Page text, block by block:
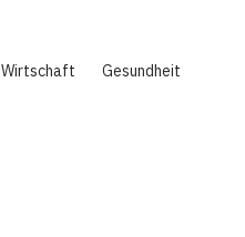
Wirtschaft Gesundheit